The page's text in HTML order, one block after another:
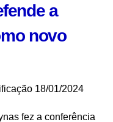
a
novo
18/01/2024
fez a conferência